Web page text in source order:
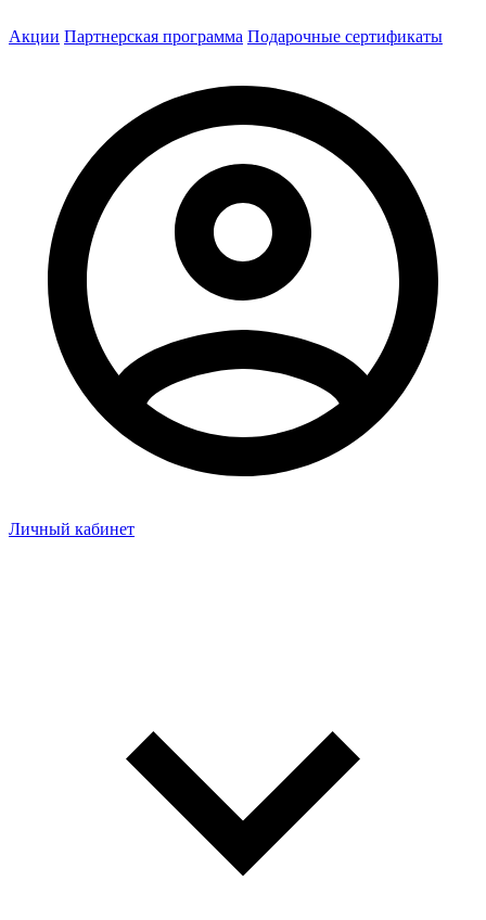
Акции Партнерская программа Подарочные сертификаты
Личный кабинет